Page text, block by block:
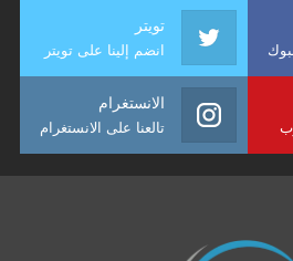
تويتر
انضم إلينا على تويتر
الانستغرام
تالعنا على الانستغرام